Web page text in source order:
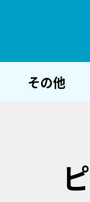
その他